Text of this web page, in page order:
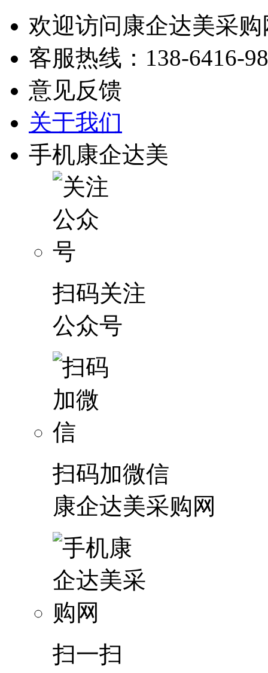
欢迎访问康企达美采购
客服热线： 138-6416-
意见反馈
关于我们
手机康企达美
扫码关注
公众号
扫码加微信
康企达美采购网
扫一扫